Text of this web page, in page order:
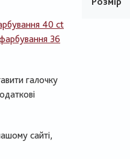
1 шт: DMC Муліне 3799
40 ct
36
галочку
сайті,